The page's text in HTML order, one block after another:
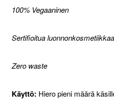
100% Vegaaninen
Sertifioitua luonnonkosmetiikkaa
Zero waste
Käyttö: Hiero pieni määrä